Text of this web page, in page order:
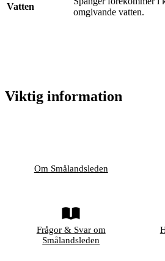
Vatten
omgivande vatten.
Viktig information
Om Smålandsleden
Frågor & Svar om
Smålandsleden